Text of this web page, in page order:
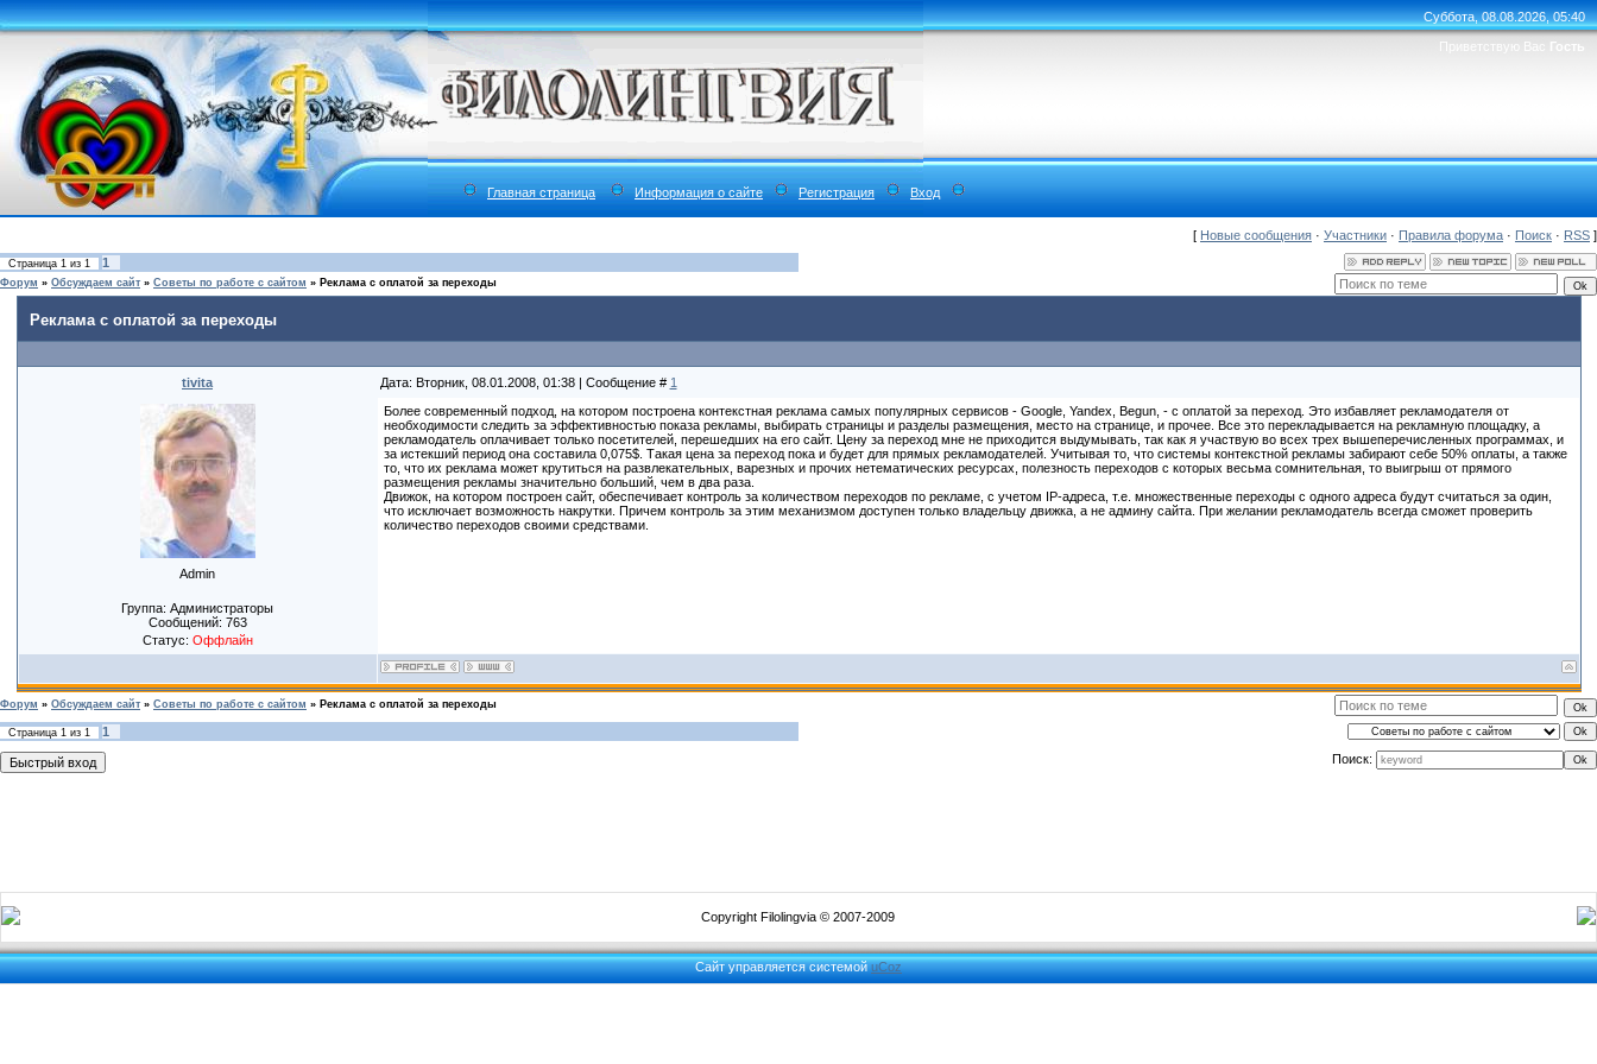
Суббота, 08.08.2026, 05:40
Приветствую Вас Гость
Главная страница Информация о сайте Регистрация Вход
[ Новые сообщения · Участники · Правила форума · Поиск · RSS ]
Страница 1 из 1 1
Форум » Обсуждаем сайт » Советы по работе с сайтом » Реклама с оплатой за переходы
Реклама с оплатой за переходы
tivita Дата: Вторник, 08.01.2008, 01:38 | Сообщение # 1
Admin
Группа: Администраторы
Сообщений: 763
Статус: Оффлайн
Более современный подход, на котором построена контекстная реклама самых популярных сервисов - Google, Yandex, Begun, - с оплатой за переход. Это избавляет рекламодателя от
необходимости следить за эффективностью показа рекламы, выбирать страницы и разделы размещения, место на странице, и прочее. Все это перекладывается на рекламную площадку, а
рекламодатель оплачивает только посетителей, перешедших на его сайт. Цену за переход мне не приходится выдумывать, так как я участвую во всех трех вышеперечисленных программах, и
за истекший период она составила 0,075$. Такая цена за переход пока и будет для прямых рекламодателей. Учитывая то, что системы контекстной рекламы забирают себе 50% оплаты, а также
то, что их реклама может крутиться на развлекательных, варезных и прочих нетематических ресурсах, полезность переходов с которых весьма сомнительная, то выигрыш от прямого
размещения рекламы значительно больший, чем в два раза.
Движок, на котором построен сайт, обеспечивает контроль за количеством переходов по рекламе, с учетом IP-адреса, т.е. множественные переходы с одного адреса будут считаться за один,
что исключает возможность накрутки. Причем контроль за этим механизмом доступен только владельцу движка, а не админу сайта. При желании рекламодатель всегда сможет проверить
количество переходов своими средствами.
Форум » Обсуждаем сайт » Советы по работе с сайтом » Реклама с оплатой за переходы
Страница 1 из 1
1
Поиск:
Copyright Filolingvia © 2007-2009
Сайт управляется системойuCoz